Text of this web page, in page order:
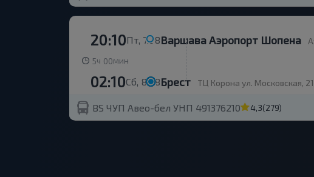
Пт, 7.08
20:10 Варшава Аэропорт Шопена
5ч 00мин
Сб, 8.08
02:10 Брест ТЦ Корона ул. Московская,
BS ЧУП Авео-бел УНП 491376210 4,3(279)